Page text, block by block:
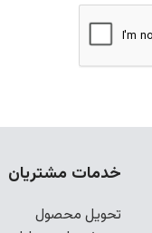
خدمات مشتریان
تحویل محصول